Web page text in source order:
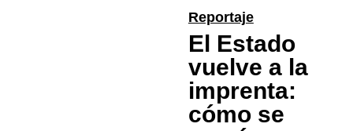
Reportaje
El Estado
vuelve a la
imprenta:
cómo se